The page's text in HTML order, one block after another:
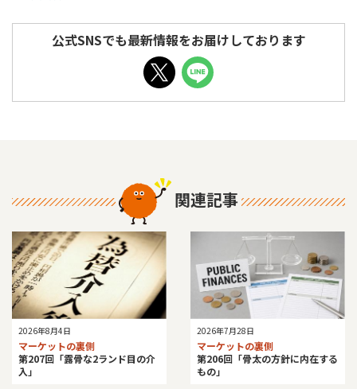
公式SNSでも最新情報をお届けしております
関連記事
2026年8月4日
マーケットの裏側
第207回「露骨な2ランド目の介
入」
2026年7月28日
マーケットの裏側
第206回「骨太の方針に内在する
もの」